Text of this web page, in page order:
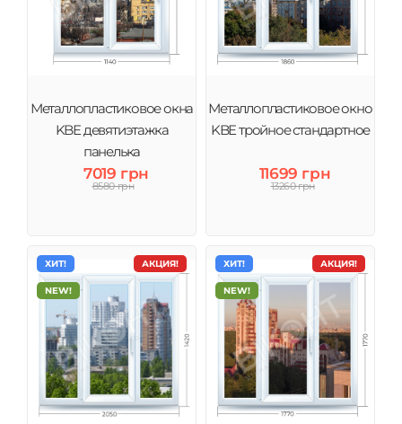
Металлопластиковое окна
KBE девятиэтажка
панелька
7019 грн
8580 грн
Металлопластиковое окно
KBE тройное стандартное
11699 грн
13260 грн
АКЦИЯ!
ХИТ!
NEW!
АКЦИЯ!
ХИТ!
NEW!